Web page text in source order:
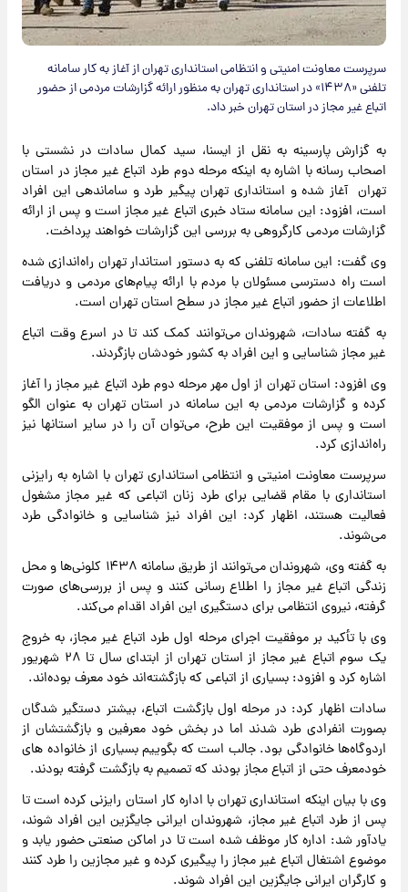
سرپرست معاونت امنیتی و انتظامی استانداری تهران از آغاز به کار سامانه
تلفنی «۱۴۳۸» در استانداری تهران به منظور ارائه گزارشات مردمی از حضور
اتباع غیر مجاز در استان تهران خبر داد.
به گزارش پارسینه به نقل از ایسنا، سید کمال سادات در نشستی با
اصحاب رسانه با اشاره به اینکه مرحله دوم طرد اتباع غیر مجاز در استان
تهران آغاز شده و استانداری تهران پیگیر طرد و ساماندهی این افراد
است، افزود: این سامانه ستاد خبری اتباع غیر مجاز است و پس از ارائه
گزارشات مردمی کارگروهی به بررسی این گزارشات خواهند پرداخت.
وی گفت: این سامانه تلفنی که به دستور استاندار تهران راه‌اندازی شده
است راه دسترسی مسئولان با مردم با ارائه پیام‌های مردمی و دریافت
اطلاعات از حضور اتباع غیر مجاز در سطح استان تهران است.
به گفته سادات، شهروندان می‌توانند کمک کند تا در اسرع وقت اتباع
غیر مجاز شناسایی و این افراد به کشور خودشان بازگردند.
وی افزود: استان تهران از اول مهر مرحله دوم طرد اتباع غیر مجاز را آغاز
کرده و گزارشات مردمی به این سامانه در استان تهران به عنوان الگو
است و پس از موفقیت این طرح، می‌توان آن را در سایر استانها نیز
راه‌اندازی کرد.
سرپرست معاونت امنیتی و انتظامی استانداری تهران با اشاره به رایزنی
استانداری با مقام قضایی برای طرد زنان اتباعی که غیر مجاز مشغول
فعالیت هستند، اظهار کرد: این افراد نیز شناسایی و خانوادگی طرد
می‌شوند.
به گفته وی، شهروندان می‌توانند از طریق سامانه ۱۴۳۸ کلونی‌ها و محل
زندگی اتباع غیر مجاز را اطلاع رسانی کنند و پس از بررسی‌های صورت
گرفته، نیروی انتظامی برای دستگیری این افراد اقدام می‌کند.
وی با تأکید بر موفقیت اجرای مرحله اول طرد اتباع غیر مجاز، به خروج
یک سوم اتباع غیر مجاز از استان تهران از ابتدای سال تا ۲۸ شهریور
اشاره کرد و افزود: بسیاری از اتباعی که بازگشته‌اند خود معرف بوده‌اند.
سادات اظهار کرد: در مرحله اول بازگشت اتباع، بیشتر دستگیر شدگان
بصورت انفرادی طرد شدند اما در بخش خود معرفین و بازگشتشان از
اردوگاه‌ها خانوادگی بود. جالب است که بگوییم بسیاری از خانواده های
خودمعرف حتی از اتباع مجاز بودند که تصمیم به بازگشت گرفته بودند.
وی با بیان اینکه استانداری تهران با اداره کار استان رایزنی کرده است تا
پس از طرد اتباع غیر مجاز، شهروندان ایرانی جایگزین این افراد شوند،
یادآور شد: اداره کار موظف شده است تا در اماکن صنعتی حضور یابد و
موضوع اشتغال اتباع غیر مجاز را پیگیری کرده و غیر مجازین را طرد کنند
و کارگران ایرانی جایگزین این افراد شوند.